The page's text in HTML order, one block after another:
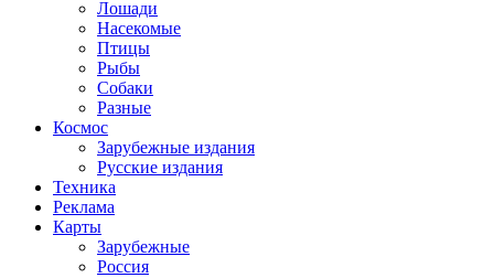
Лошади
Насекомые
Птицы
Рыбы
Собаки
Разные
Космос
Зарубежные издания
Русские издания
Техника
Реклама
Карты
Зарубежные
Россия